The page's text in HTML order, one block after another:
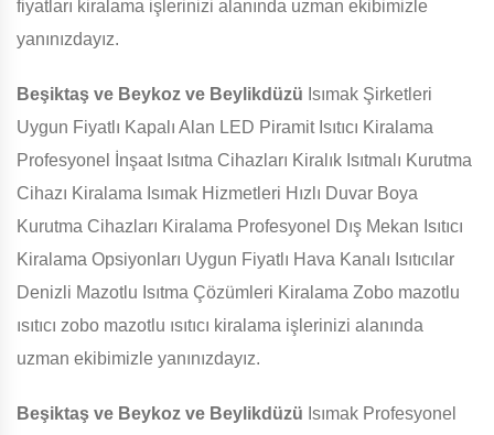
fiyatları kiralama işlerinizi alanında uzman ekibimizle
yanınızdayız.
Beşiktaş ve Beykoz ve Beylikdüzü Isımak Şirketleri
Uygun Fiyatlı Kapalı Alan LED Piramit Isıtıcı Kiralama
Profesyonel İnşaat Isıtma Cihazları Kiralık Isıtmalı Kurutma
Cihazı Kiralama Isımak Hizmetleri Hızlı Duvar Boya
Kurutma Cihazları Kiralama Profesyonel Dış Mekan Isıtıcı
Kiralama Opsiyonları Uygun Fiyatlı Hava Kanalı Isıtıcılar
Denizli Mazotlu Isıtma Çözümleri Kiralama Zobo mazotlu
ısıtıcı zobo mazotlu ısıtıcı kiralama işlerinizi alanında
uzman ekibimizle yanınızdayız.
Beşiktaş ve Beykoz ve Beylikdüzü Isımak Profesyonel